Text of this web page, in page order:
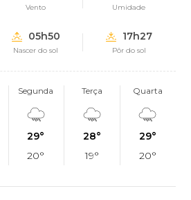
Vento Umidade
05h50
Nascer do sol
17h27
Pôr do sol
Segunda
29°
20°
Terça
28°
19°
Quarta
29°
20°